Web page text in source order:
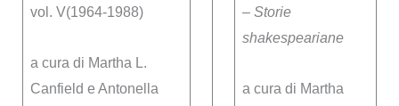
vol. V(1964-1988)
a cura di Martha L.
Canfield e Antonella
– Storie
shakespeariane
a cura di Martha